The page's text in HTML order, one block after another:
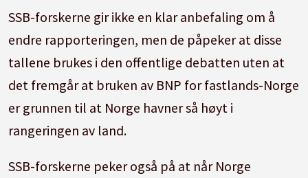
SSB-forskerne gir ikke en klar anbefaling om å
endre rapporteringen, men de påpeker at disse
tallene brukes i den offentlige debatten uten at
det fremgår at bruken av BNP for fastlands-Norge
er grunnen til at Norge havner så høyt i
rangeringen av land.
SSB-forskerne peker også på at når Norge